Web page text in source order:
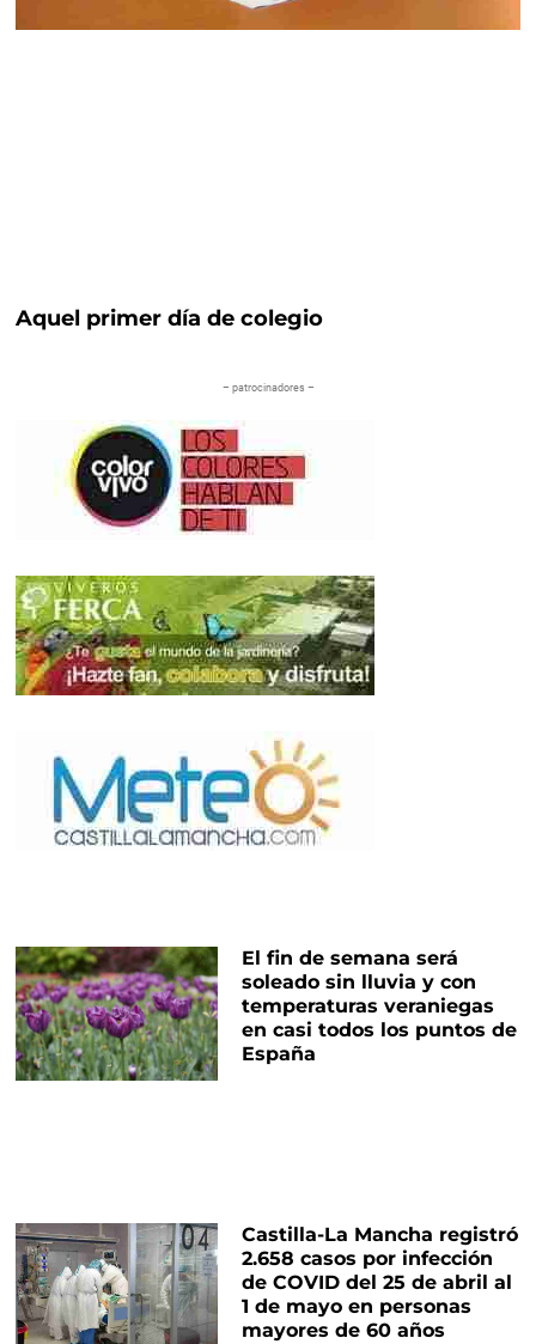
Aquel primer día de colegio
– patrocinadores –
El fin de semana será
soleado sin lluvia y con
temperaturas veraniegas
en casi todos los puntos de
España
Castilla-La Mancha registró
2.658 casos por infección
de COVID del 25 de abril al
1 de mayo en personas
mayores de 60 años